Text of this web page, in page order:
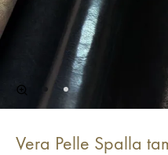
Vera Pelle Spalla